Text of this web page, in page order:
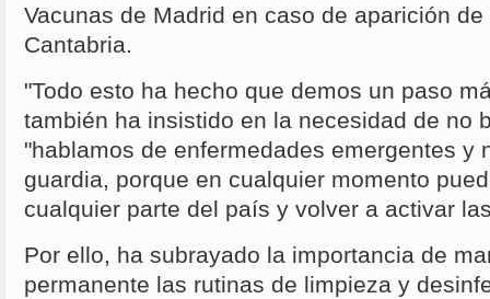
Vacunas de Madrid en caso de aparición
Cantabria.
"Todo esto ha hecho que demos un paso
también ha insistido en la necesidad de no
"hablamos de enfermedades emergentes y
guardia, porque en cualquier momento
cualquier parte del país y volver a activar
Por ello, ha subrayado la importancia de
permanente las rutinas de limpieza y